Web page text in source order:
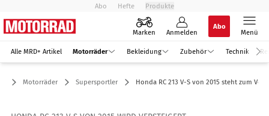
Abo Hefte Produkte
Marken Anmelden
Abo
Menü
Alle MRD+ Artikel Motorräder Bekleidung Zubehör Technik
Motorräder Supersportler Honda RC 213 V-S von 2015 steht zum